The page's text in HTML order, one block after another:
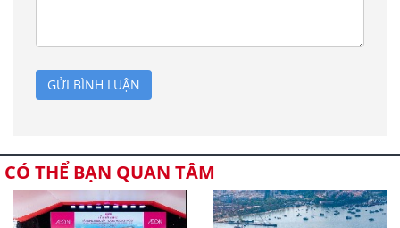
GỬI BÌNH LUẬN
CÓ THỂ BẠN QUAN TÂM